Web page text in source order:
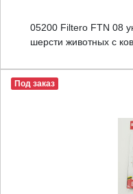
05200 Filtero FTN 08
шерсти животных с
Под заказ